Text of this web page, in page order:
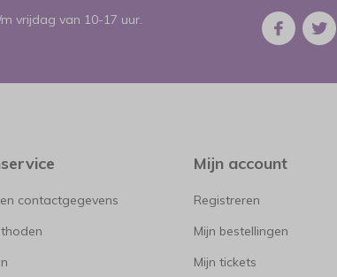
vrijdag van 10-17 uur.
contactgegevens
Mijn account
Registreren
Mijn bestellingen
Mijn tickets